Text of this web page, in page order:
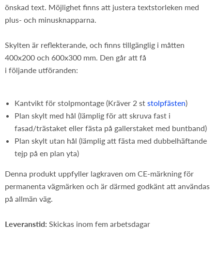
önskad text. Möjlighet finns att justera textstorleken med
plus- och minusknapparna.
Skylten är reflekterande, och finns tillgänglig i måtten
400x200 och 600x300 mm. Den går att få
i följande utföranden:
Kantvikt för stolpmontage (Kräver 2 st stolpfästen)
Plan skylt med hål (lämplig för att skruva fast i
fasad/trästaket eller fästa på gallerstaket med buntband)
Plan skylt utan hål (lämplig att fästa med dubbelhäftande
tejp på en plan yta)
Denna produkt uppfyller lagkraven om CE-märkning för
permanenta vägmärken och är därmed godkänt att användas
på allmän väg.
Leveranstid: Skickas inom fem arbetsdagar